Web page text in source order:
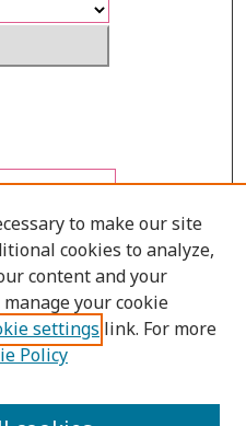
to make our site
cookies to analyze,
content and your
your cookie
settings link. For more
Policy